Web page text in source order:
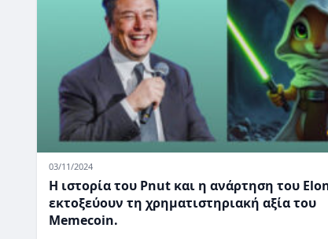
03/11/2024
Η ιστορία του Pnut και η ανάρτηση του
εκτοξεύουν τη χρηματιστηριακή αξία του
Memecoin.